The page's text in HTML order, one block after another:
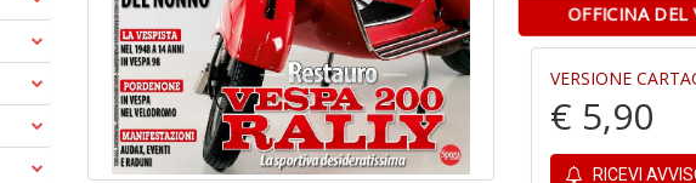
OFFICINA
VERSIONE
€ 5,90
RICEVI